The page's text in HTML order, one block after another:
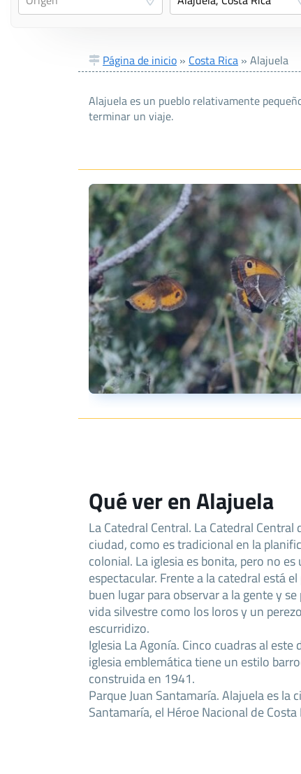
Página de inicio » Costa Rica » Alajuela
Alajuela es un pueblo relativamente
terminar un viaje.
Qué ver en Alajuela
La Catedral Central. La Catedral
ciudad, como es tradicional en la
colonial. La iglesia es bonita, pero no
espectacular. Frente a la catedral está
buen lugar para observar a la gente y
vida silvestre como los loros y un
escurridizo.
Iglesia La Agonía. Cinco cuadras al este
iglesia emblemática tiene un estilo
construida en 1941.
Parque Juan Santamaría. Alajuela es la
Santamaría, el Héroe Nacional de